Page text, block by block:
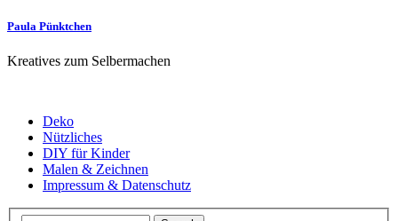
Paula Pünktchen
Kreatives zum Selbermachen
Deko
Nützliches
DIY für Kinder
Malen & Zeichnen
Impressum & Datenschutz